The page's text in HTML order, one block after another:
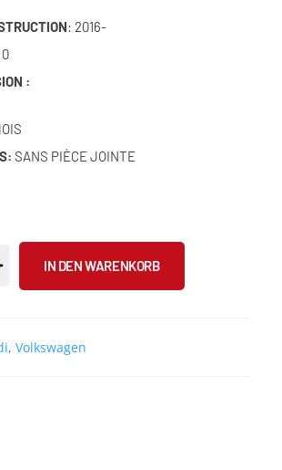
: 2016-
:
SANS PIÈCE JOINTE
IN DEN WARENKORB
, Volkswagen